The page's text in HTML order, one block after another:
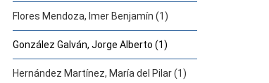
Flores Mendoza, Imer Benjamín (1)
González Galván, Jorge Alberto (1)
Hernández Martínez, María del Pilar (1)